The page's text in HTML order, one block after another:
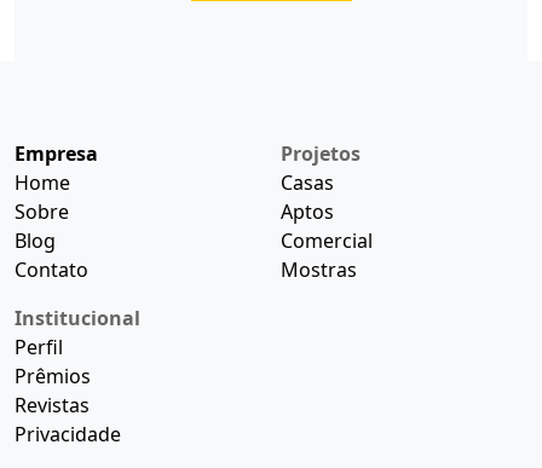
Empresa
Home
Sobre
Blog
Contato
Projetos
Casas
Aptos
Comercial
Mostras
Institucional
Perfil
Prêmios
Revistas
Privacidade